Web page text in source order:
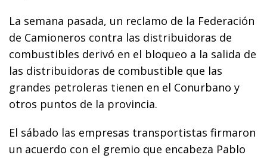
La semana pasada, un reclamo de la Federación
de Camioneros contra las distribuidoras de
combustibles derivó en el bloqueo a la salida de
las distribuidoras de combustible que las
grandes petroleras tienen en el Conurbano y
otros puntos de la provincia.
El sábado las empresas transportistas firmaron
un acuerdo con el gremio que encabeza Pablo